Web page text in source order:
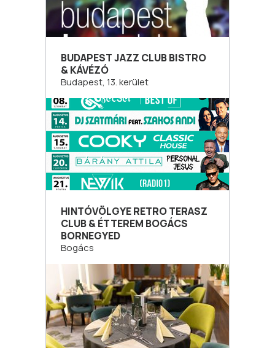
BUDAPEST JAZZ CLUB BISTRO
& KÁVÉZÓ
Budapest, 13. kerület
HINTÓVÖLGYE RETRO TERASZ
CLUB & ÉTTEREM BOGÁCS
BORNEGYED
Bogács